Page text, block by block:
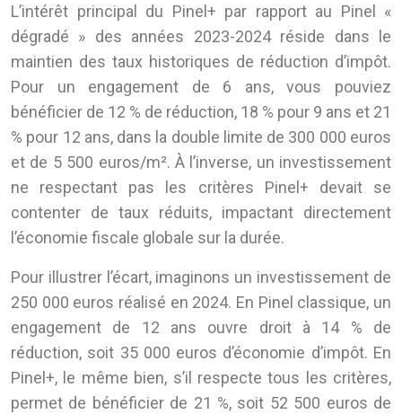
L’intérêt principal du Pinel+ par rapport au Pinel «
dégradé » des années 2023-2024 réside dans le
maintien des taux historiques de réduction d’impôt.
Pour un engagement de 6 ans, vous pouviez
bénéficier de 12 % de réduction, 18 % pour 9 ans et 21
% pour 12 ans, dans la double limite de 300 000 euros
et de 5 500 euros/m². À l’inverse, un investissement
ne respectant pas les critères Pinel+ devait se
contenter de taux réduits, impactant directement
l’économie fiscale globale sur la durée.
Pour illustrer l’écart, imaginons un investissement de
250 000 euros réalisé en 2024. En Pinel classique, un
engagement de 12 ans ouvre droit à 14 % de
réduction, soit 35 000 euros d’économie d’impôt. En
Pinel+, le même bien, s’il respecte tous les critères,
permet de bénéficier de 21 %, soit 52 500 euros de